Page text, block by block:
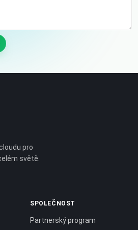
pro
světě.
SPOLEČNOST
Partnerský program